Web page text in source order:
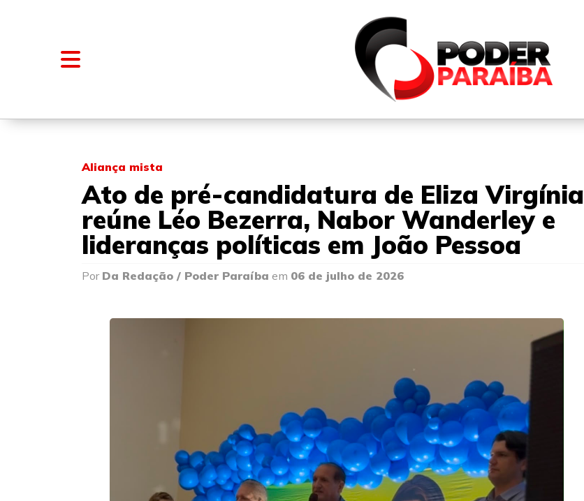
FALE CONOSCO
Aliança mista
Ato de pré-candidatura de Eliza Virgínia
reúne Léo Bezerra, Nabor Wanderley e
lideranças políticas em João Pessoa
Por Da Redação / Poder Paraíba em 06 de julho de 2026